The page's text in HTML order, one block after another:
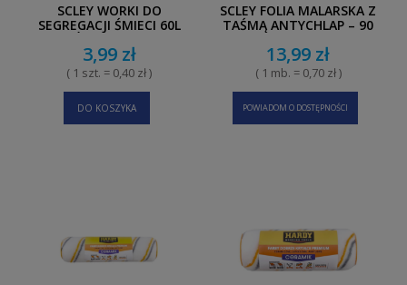
SCLEY WORKI DO
SEGREGACJI ŚMIECI 60L
3,99 zł
( 1 szt. = 0,40 zł )
DO KOSZYKA
SCLEY FOLIA MALARSKA Z
TAŚMĄ ANTYCHLAP – 90
13,99 zł
( 1 mb. = 0,70 zł )
POWIADOM O DOSTĘPNOŚCI